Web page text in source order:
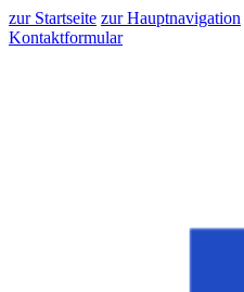
zur Startseite zur Hauptnavigation
Kontaktformular